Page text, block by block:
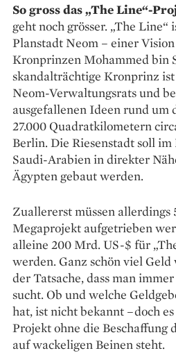
So gross das „The Line“-
geht noch grösser. „The
Planstadt Neom – einer
Kronprinzen Mohammed bin
skandalträchtige Kronprinz
Neom-Verwaltungsrats und
ausgefallenen Ideen rund um
27.000 Quadratkilo­metern
Berlin. Die Riesenstadt soll
Saudi-Ara­bien in direkter
Ägypten gebaut werden.
Zuallererst müssen
Megaprojekt aufgetrieben
alleine 200 Mrd. US-$ für
werden. Ganz schön viel
der Tatsache, dass man
sucht. Ob und welche
hat, ist nicht bekannt –doch
Projekt ohne die Beschaffung
auf wackeligen Beinen steht.